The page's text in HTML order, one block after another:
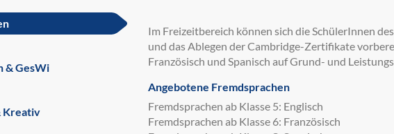
& GesWi
Kreativ
Im Freizeitbereich können sich die SchülerInnen
und das Ablegen der Cambridge-Zertifikate
Französisch und Spanisch auf Grund- und
Angebotene Fremdsprachen
Fremdsprachen ab Klasse 5: Englisch
Fremdsprachen ab Klasse 6: Französisch